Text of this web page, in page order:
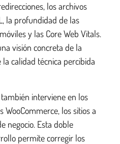
los archivos
la profundidad de las
y las Core Web Vitals.
visión concreta de la
calidad técnica percibida
también interviene en los
WooCommerce, los sitios a
negocio. Esta doble
permite corregir los